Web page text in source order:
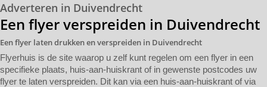
Adverteren in Duivendrecht
Een flyer verspreiden in Duivendrecht
Een flyer laten drukken en verspreiden in Duivendrecht
Flyerhuis is de site waarop u zelf kunt regelen om een flyer in een
specifieke plaats, huis-aan-huiskrant of in gewenste postcodes uw
flyer te laten verspreiden. Dit kan via een huis-aan-huiskrant of via